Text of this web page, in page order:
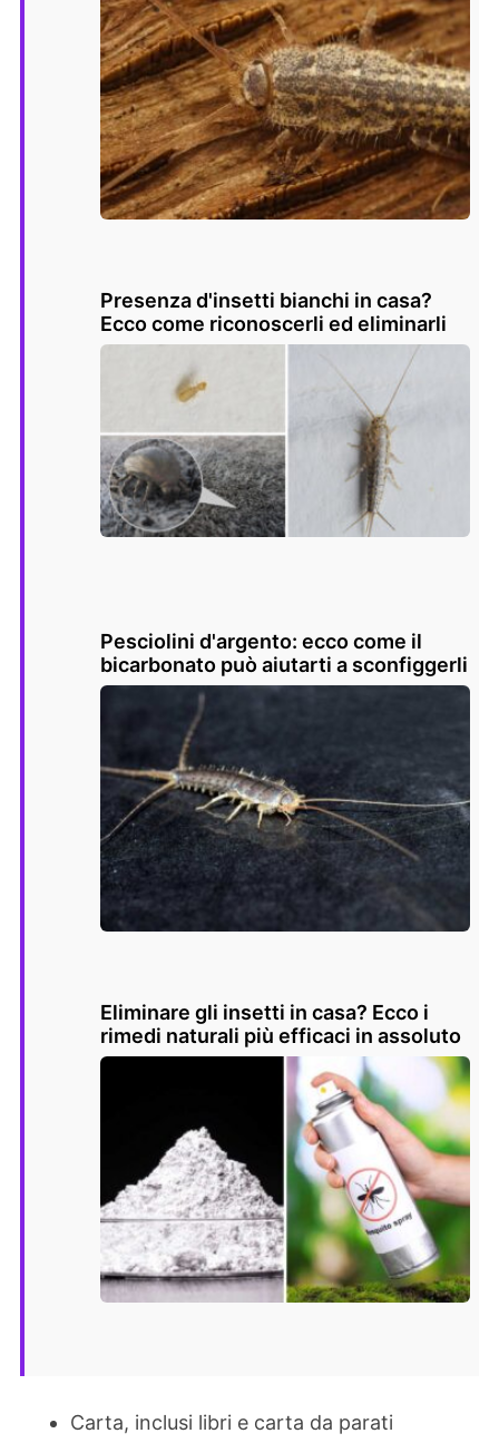
Presenza d'insetti bianchi in casa?
Ecco come riconoscerli ed eliminarli
Pesciolini d'argento: ecco come il
bicarbonato può aiutarti a sconfiggerli
Eliminare gli insetti in casa? Ecco i
rimedi naturali più efficaci in assoluto
Carta, inclusi libri e carta da parati